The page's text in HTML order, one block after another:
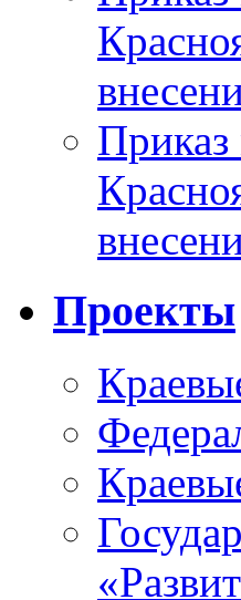
Приказ
Проекты